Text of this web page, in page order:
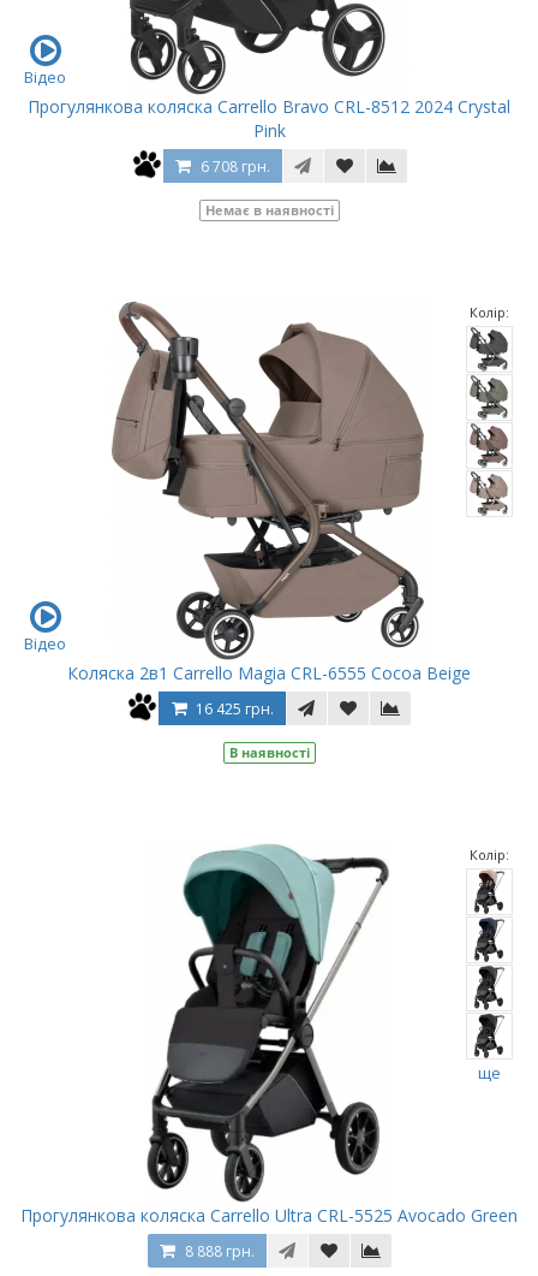
Відео
Прогулянкова коляска Carrello Bravo CRL-8512 2024 Crystal
Pink
6 708 грн.
Немає в наявності
Колір:
Відео
Коляска 2в1 Carrello Magia CRL-6555 Cocoa Beige
16 425 грн.
В наявності
Колір:
ще
Прогулянкова коляска Carrello Ultra CRL-5525 Avocado Green
8 888 грн.